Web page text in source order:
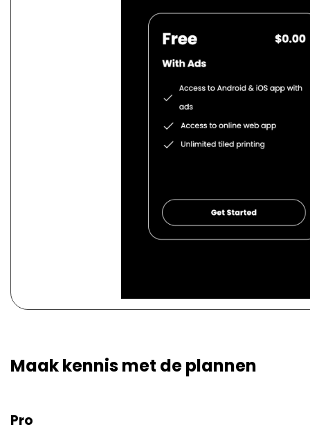
Maak kennis met de plannen
Pro